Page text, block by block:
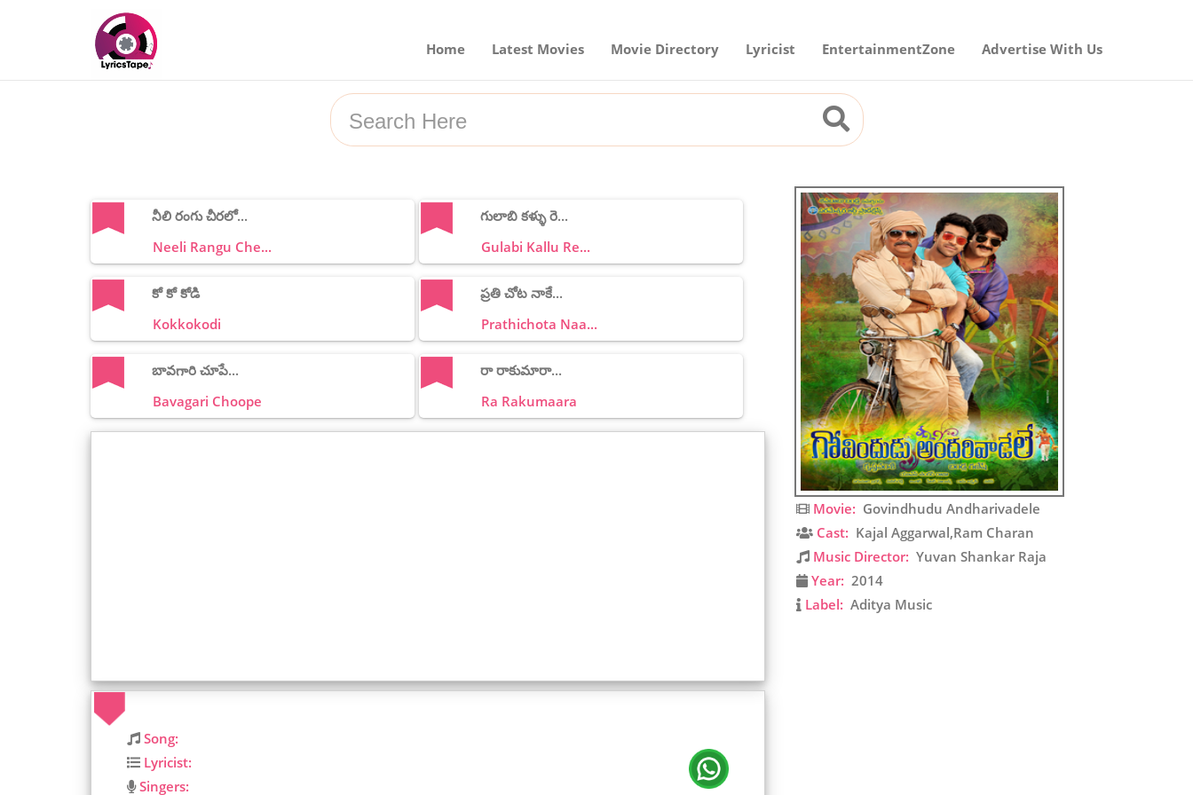
Home Latest Movies Movie Directory Lyricist EntertainmentZone Advertise With Us
నీలి రంగు చీరలో...
Neeli Rangu Che...
గులాబి కళ్ళు రె...
Gulabi Kallu Re...
కో కో కోడి
Kokkokodi
ప్రతి చోట నాకే...
Prathichota Naa...
బావగారి చూపే...
Bavagari Choope
రా రాకుమారా...
Ra Rakumaara
Song:
Lyricist:
Singers:
Movie: Govindhudu Andharivadele
Cast: Kajal Aggarwal,Ram Charan
Music Director: Yuvan Shankar Raja
Year: 2014
Label: Aditya Music